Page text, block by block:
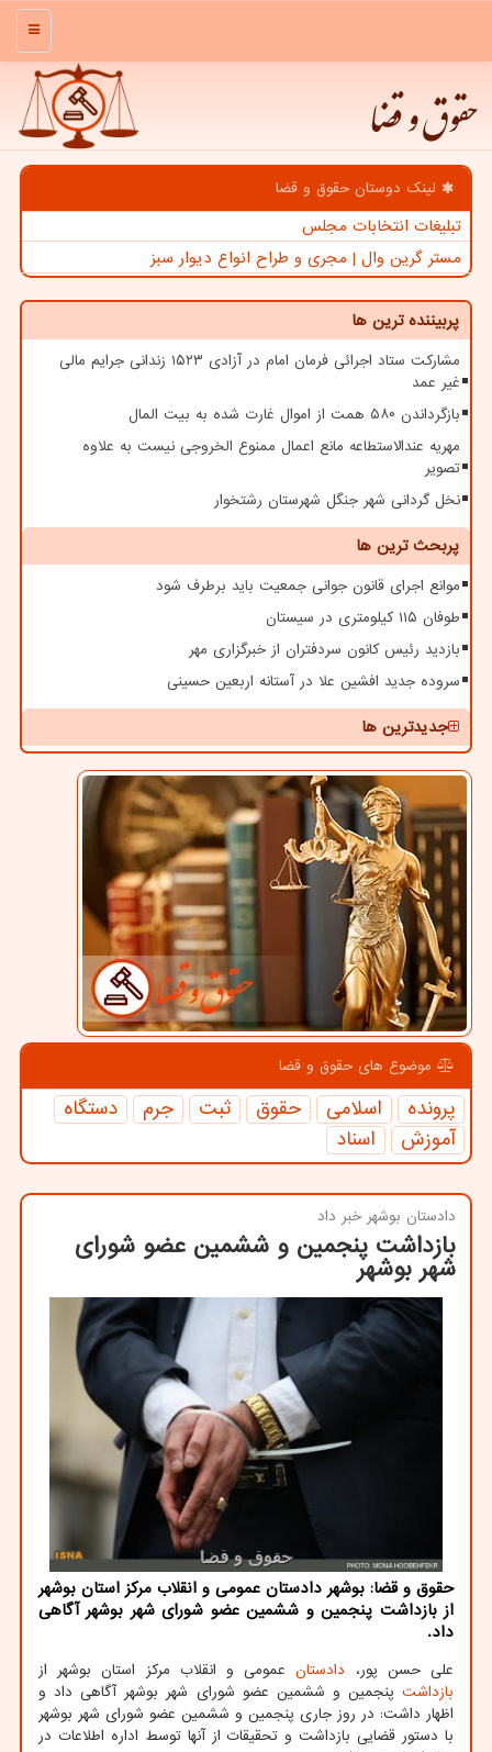
منو
حقوق و قضا
لینک دوستان حقوق و قضا
تبلیغات انتخابات مجلس
مستر گرین وال | مجری و طراح انواع دیوار سبز
پربیننده ترین ها
مشارکت ستاد اجرائی فرمان امام در آزادی ۱۵۲۳ زندانی جرایم مالی
غیر عمد
بازگرداندن ۵۸۰ همت از اموال غارت شده به بیت المال
مهریه عندالاستطاعه مانع اعمال ممنوع الخروجی نیست به علاوه
تصویر
نخل گردانی شهر جنگل شهرستان رشتخوار
پربحث ترین ها
موانع اجرای قانون جوانی جمعیت باید برطرف شود
طوفان ۱۱۵ کیلومتری در سیستان
بازدید رئیس کانون سردفتران از خبرگزاری مهر
سروده جدید افشین علا در آستانه اربعین حسینی
جدیدترین ها
موضوع های حقوق و قضا
پرونده اسلامی حقوق ثبت جرم
دستگاه
آموزش
اسناد
دادستان بوشهر خبر داد
بازداشت پنجمین و ششمین عضو شورای
شهر بوشهر
حقوق و قضا: بوشهر دادستان عمومی و انقلاب مركز استان بوشهر
از بازداشت پنجمین و ششمین عضو شورای شهر بوشهر آگاهی
داد.
علی حسن پور، دادستانعمومی و انقلاب مرکز استان بوشهر از
بازداشت پنجمین و ششمین عضو شورای شهر بوشهر آگاهی داد و
اظهار داشت: در روز جاری پنجمین و ششمین عضو شورای شهر بوشهر
با دستور قضایی بازداشت و تحقیقات از آنها توسط اداره اطلاعات در